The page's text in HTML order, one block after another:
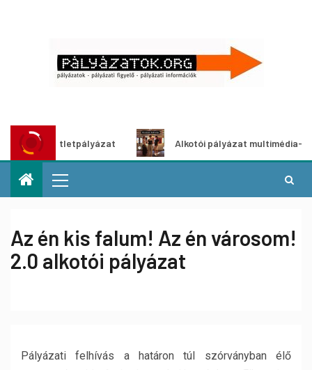
ötletpályázat Alkotói pályázat multimédia-
Az én kis falum! Az én városom!
2.0 alkotói pályázat
Pályázati felhívás a határon túl szórványban élő